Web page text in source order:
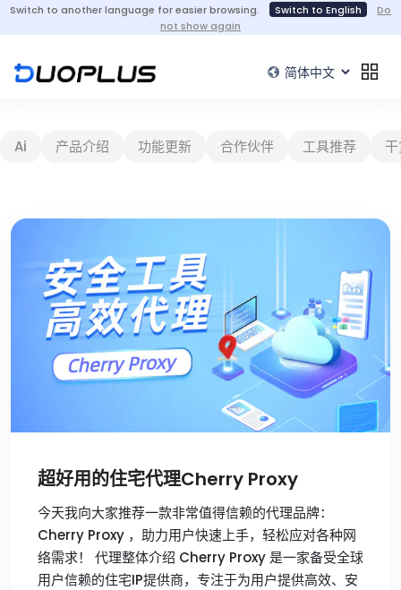
Switch to another language for easier browsing. Switch to English
Do
not show again
Ai 产品介绍 功能更新 合作伙伴 工具推荐
超好用的住宅代理Cherry Proxy
今天我向大家推荐一款非常值得信赖的代理品牌：
Cherry Proxy ，助力用户快速上手，轻松应对各种网
络需求！ 代理整体介绍 Cherry Proxy 是一家备受全球
用户信赖的住宅IP提供商，专注于为用户提供高效、安